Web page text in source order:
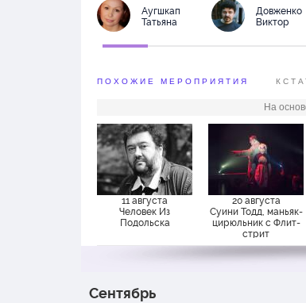
сидя по
сцены
Аугшкап
Татьяна
Довженко
Виктор
ПОХОЖИЕ МЕРОПРИЯТИЯ
На
11 августа
Человек Из
Подольска
20 августа
Суини Тодд, маньяк-
цирюльник с Флит-
стрит
Сентябрь